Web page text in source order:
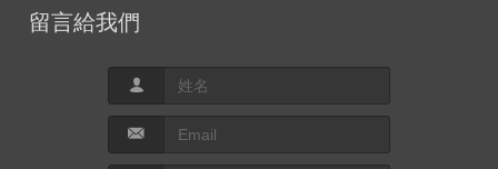
留言給我們